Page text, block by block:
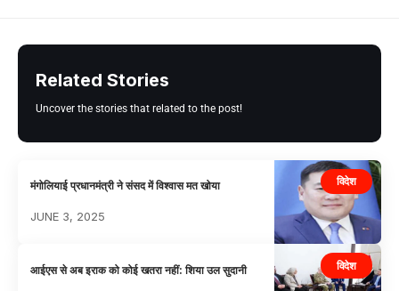
Related Stories
Uncover the stories that related to the post!
विदेश
मंगोलियाई प्रधानमंत्री ने संसद में विश्वास मत खोया
JUNE 3, 2025
विदेश
आईएस से अब इराक को कोई खतरा नहीं: शिया उल सुदानी